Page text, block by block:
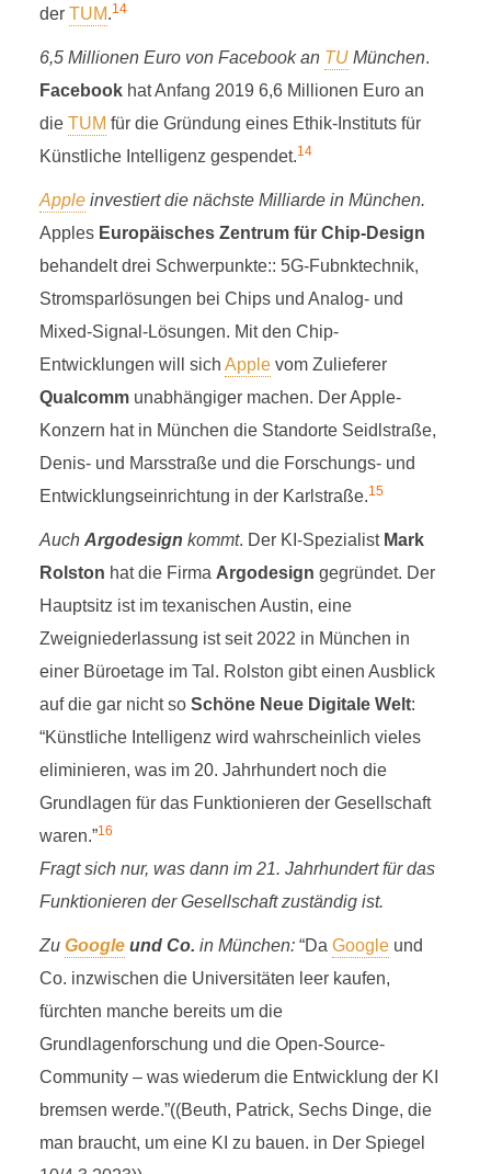
der TUM.14
6,5 Millionen Euro von Facebook an TUMünchen.
Facebookhat Anfang 2019 6,6 Millionen Euro an
die TUM für die Gründung eines Ethik-Instituts für
Künstliche Intelligenz gespendet.14
Appleinvestiert die nächste Milliarde in München.
Apples Europäisches Zentrum für Chip-Design
behandelt drei Schwerpunkte:: 5G-Fubnktechnik,
Stromsparlösungen bei Chips und Analog- und
Mixed-Signal-Lösungen. Mit den Chip-
Entwicklungen will sich Applevom Zulieferer
Qualcommunabhängiger machen. Der Apple-
Konzern hat in München die Standorte Seidlstraße,
Denis- und Marsstraße und die Forschungs- und
Entwicklungseinrichtung in der Karlstraße.15
Auch Argodesign kommt. Der KI-Spezialist Mark
Rolston hat die Firma Argodesign gegründet. Der
Hauptsitz ist im texanischen Austin, eine
Zweigniederlassung ist seit 2022 in München in
einer Büroetage im Tal. Rolston gibt einen Ausblick
auf die gar nicht so Schöne Neue Digitale Welt:
“Künstliche Intelligenz wird wahrscheinlich vieles
eliminieren, was im 20. Jahrhundert noch die
Grundlagen für das Funktionieren der Gesellschaft
waren.”16
Fragt sich nur, was dann im 21. Jahrhundert für das
Funktionieren der Gesellschaft zuständig ist.
Zu Googleund Co. in München:“Da Googleund
Co. inzwischen die Universitäten leer kaufen,
fürchten manche bereits um die
Grundlagenforschung und die Open-Source-
Community – was wiederum die Entwicklung der KI
bremsen werde.”((Beuth, Patrick, Sechs Dinge, die
man braucht, um eine KI zu bauen. in Der Spiegel